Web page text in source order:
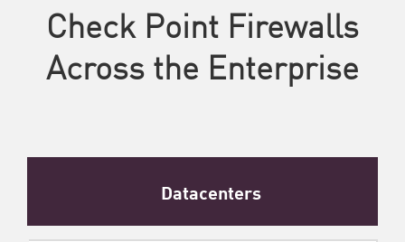
Check Point Firewalls
Across the Enterprise
Datacenters